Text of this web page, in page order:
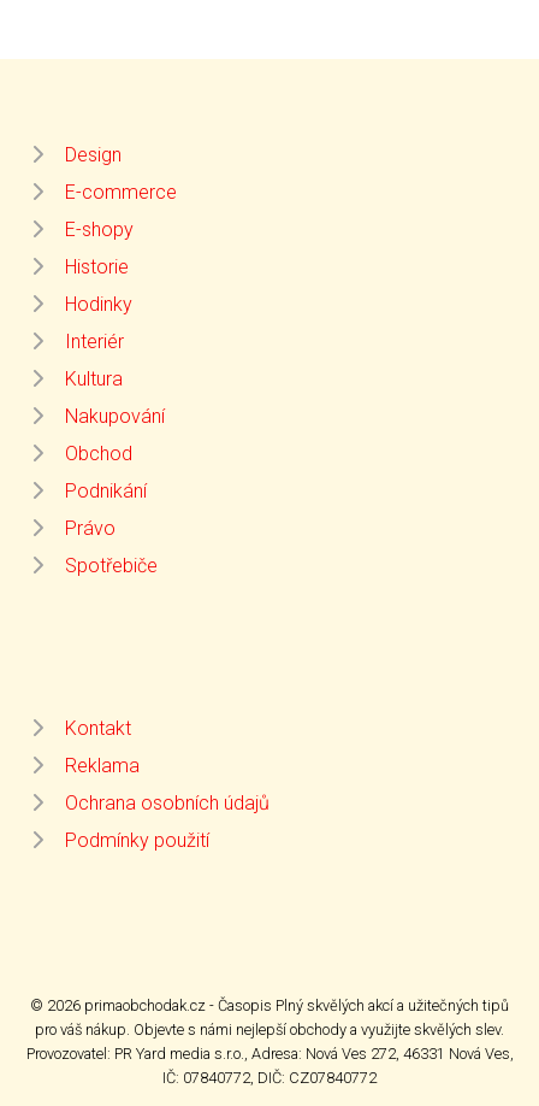
Design
E-commerce
E-shopy
Historie
Hodinky
Interiér
Kultura
Nakupování
Obchod
Podnikání
Právo
Spotřebiče
Kontakt
Reklama
Ochrana osobních údajů
Podmínky použití
© 2026 primaobchodak.cz - Časopis Plný skvělých akcí a užitečných tipů
pro váš nákup. Objevte s námi nejlepší obchody a využijte skvělých slev.
Provozovatel: PR Yard media s.r.o., Adresa: Nová Ves 272, 46331 Nová Ves,
IČ: 07840772, DIČ: CZ07840772